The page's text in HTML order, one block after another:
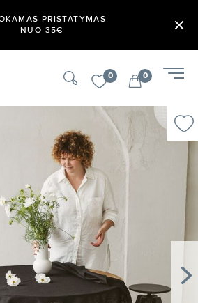
PRISTATYMAS
NUO 35€
0 0